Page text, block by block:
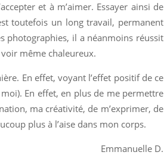
et à m’aimer. Essayer ainsi de
toutefois un long travail, permanent
photographies, il a néanmoins réussit
même chaleureux.
En effet, voyant l’effet positif de ce
En effet, en plus de me permettre
ma créativité, de m’exprimer, de
plus à l’aise dans mon corps.
Emmanuelle D.